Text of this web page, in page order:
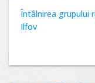
Întâlnirea grupului
Ilfov